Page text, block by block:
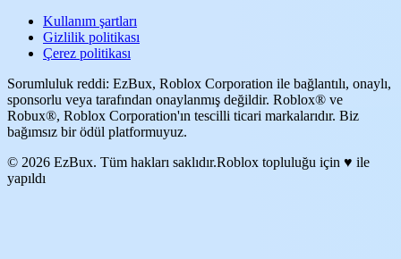
Kullanım şartları
Gizlilik politikası
Çerez politikası
Sorumluluk reddi: EzBux, Roblox Corporation ile bağlantılı, onaylı,
sponsorlu veya tarafından onaylanmış değildir. Roblox® ve
Robux®, Roblox Corporation'ın tescilli ticari markalarıdır. Biz
bağımsız bir ödül platformuyuz.
© 2026 EzBux. Tüm hakları saklıdır.Roblox topluluğu için ♥ ile
yapıldı